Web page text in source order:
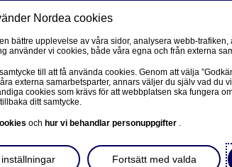
PRIVAT
Mobilt BankID
Ditt företag Våra
med
Nordea cookies
bättre upplevelse av våra sidor, analysera webb-
använder vi cookies, både våra egna och från externa
till att få använda cookies. Genom att välja
externa samarbetsparter, annars väljer du själv vad du
cookies som krävs för att webbplatsen ska fungera
ditt samtycke.
och hur vi behandlar personuppgifter .
Fortsätt med valda